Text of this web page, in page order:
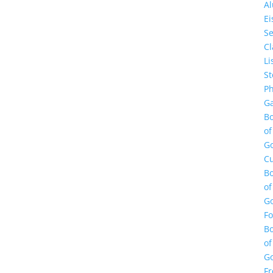
of
of
of